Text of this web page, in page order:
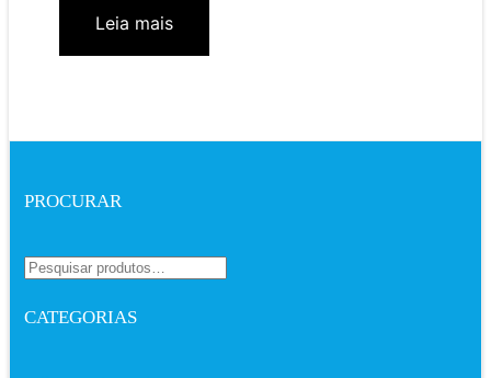
Leia mais
PROCURAR
CATEGORIAS